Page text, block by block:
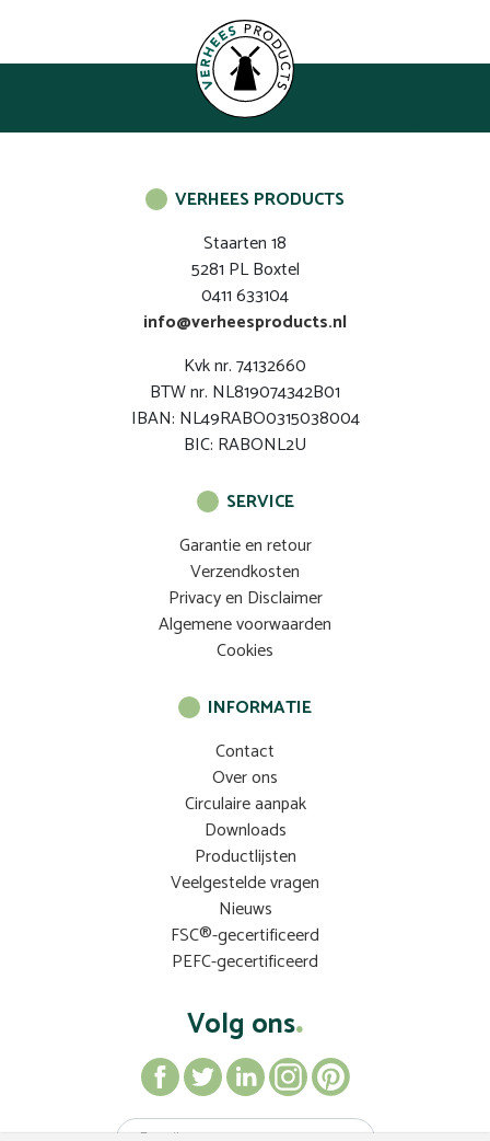
VERHEES PRODUCTS
Staarten 18
5281 PL Boxtel
0411 633104
info@verheesproducts.nl
Kvk nr. 74132660
BTW nr. NL819074342B01
IBAN: NL49RABO0315038004
BIC: RABONL2U
SERVICE
Garantie en retour
Verzendkosten
Privacy en Disclaimer
Algemene voorwaarden
Cookies
INFORMATIE
Contact
Over ons
Circulaire aanpak
Downloads
Productlijsten
Veelgestelde vragen
Nieuws
FSC®-gecertificeerd
PEFC-gecertificeerd
Volg ons